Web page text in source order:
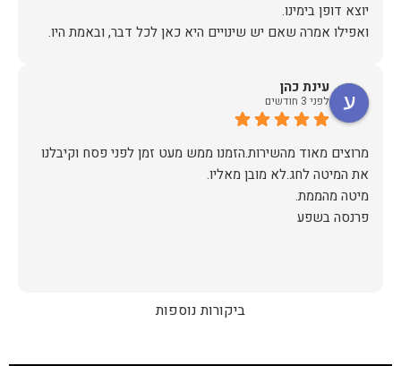
תודה.
עינת כהן
לפני 3 חודשים
מרוצים מאוד מהשירות.הזמנו ממש מעט זמן לפני פסח וקיבלנו
פרנסה בשפע
ביקורות נוספות